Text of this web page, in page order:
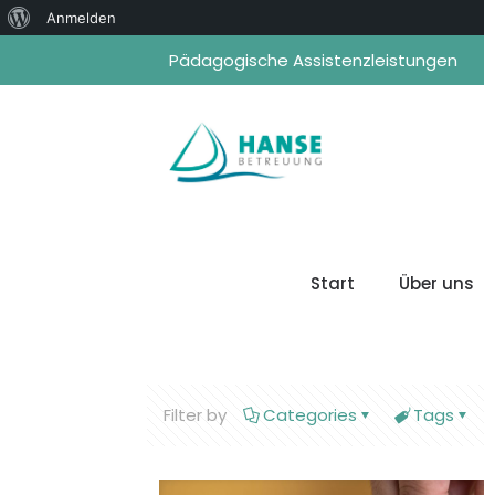
Pädagogische Assistenzleistungen
Start Über uns
Filter by Categories Tags
Über
Anmelden